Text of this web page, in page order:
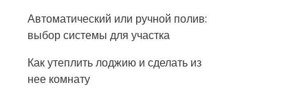
Автоматический или ручной полив:
выбор системы для участка
Как утеплить лоджию и сделать из
нее комнату